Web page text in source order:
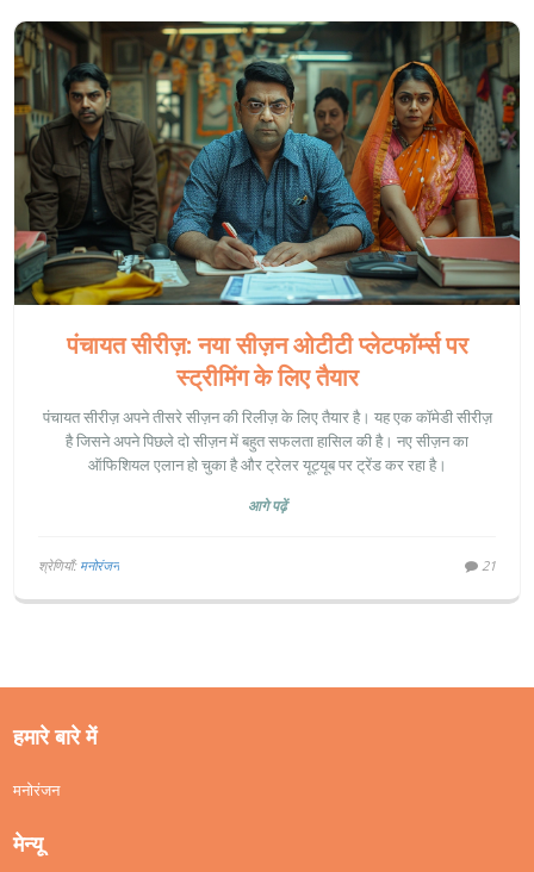
पंचायत सीरीज़: नया सीज़न ओटीटी प्लेटफॉर्म्स पर
स्ट्रीमिंग के लिए तैयार
पंचायत सीरीज़ अपने तीसरे सीज़न की रिलीज़ के लिए तैयार है। यह एक कॉमेडी सीरीज़
है जिसने अपने पिछले दो सीज़न में बहुत सफलता हासिल की है। नए सीज़न का
ऑफिशियल एलान हो चुका है और ट्रेलर यूट्यूब पर ट्रेंड कर रहा है।
आगे पढ़ें
श्रेणियाँ: मनोरंजन 21
हमारे बारे में
मनोरंजन
मेन्यू